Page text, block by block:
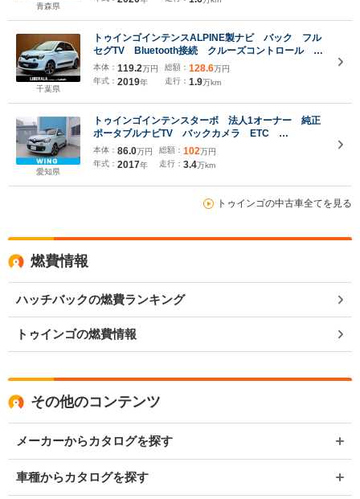
青森県
千葉県
トゥインゴインテンスALPINE製ナビ バック フル
セグTV Bluetooth接続 クルーズコントロール バ
ックソナー 純正15インチAW ETC アイドリング
ストップ オートエアコン オートライト ハロゲ
ンヘッドライト
本体： 119.2万円
年式： 2019年
総額： 128.6万円
走行： 1.9万km
愛知県
トゥインゴインテンスターボ 法人1オーナー 純正
ポータブルナビTV バックカメラ ETC
Bluetooth ドラレコ リア障害物センサー タイヤ
溝6分山 禁煙車 純正アルミ 買取車 オートライ
ト オートレインセンサー
本体： 86.0万円
年式： 2017年
総額： 102万円
走行： 3.4万km
トゥインゴの中古車全てを見る
燃費情報
ハッチバックの燃費ランキング
トゥインゴの燃費情報
その他のコンテンツ
メーカーからカタログを探す
車種からカタログを探す